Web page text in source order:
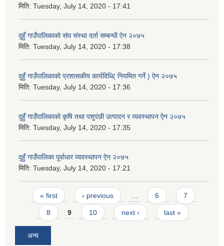
मिति: Tuesday, July 14, 2020 - 17:41
दुहुँ गाउँपालिकाको संघ संस्था दर्ता सम्बन्धी ऐन २०७५
मिति: Tuesday, July 14, 2020 - 17:38
दुहुँ गाउँपालिकाको प्रशासकीय कार्यविधि( नियमित गर्ने ) ऐन २०७५
मिति: Tuesday, July 14, 2020 - 17:36
दुहुँ गाउँपालिकाको कृषि तथा पशुपंछी उत्पादन र व्यवस्थापन ऐन २०७५
मिति: Tuesday, July 14, 2020 - 17:35
दुहुँ गाउँपालिका पूर्वाधार व्यवस्थापन ऐन २०७५
मिति: Tuesday, July 14, 2020 - 17:21
Pages
« first ‹ previous 6 7
8 9 10 next › last »
अन्य